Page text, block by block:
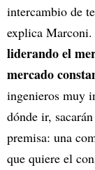
intercambio de
explica
liderando el
mercado
ingenieros muy
dónde ir,
premisa: una
que quiere el